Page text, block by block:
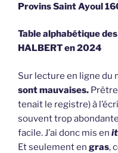
Provins Saint Ayoul
Table alphabétique
HALBERT en 2024
Sur lecture en ligne du
sont mauvaises.
tenait le registre) à
souvent trop
facile. J’ai donc mis en
Et seulement en gras,